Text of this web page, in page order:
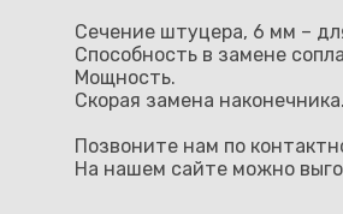
Сечение штуцера, 6 мм –
Способность в замене
Мощность.
Скорая замена наконечника.
Позвоните нам по
На нашем сайте можно